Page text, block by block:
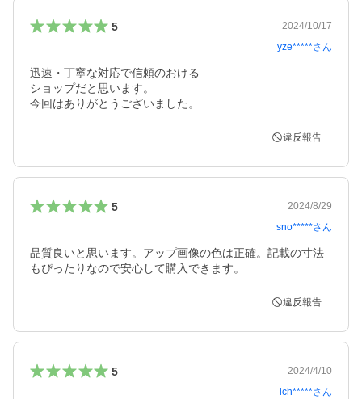
5
2024/10/17
yze*****さん
迅速・丁寧な対応で信頼のおける
ショップだと思います。
今回はありがとうございました。
違反報告
5
2024/8/29
sno*****さん
品質良いと思います。アップ画像の色は正確。記載の寸法
もぴったりなので安心して購入できます。
違反報告
5
2024/4/10
ich*****さん